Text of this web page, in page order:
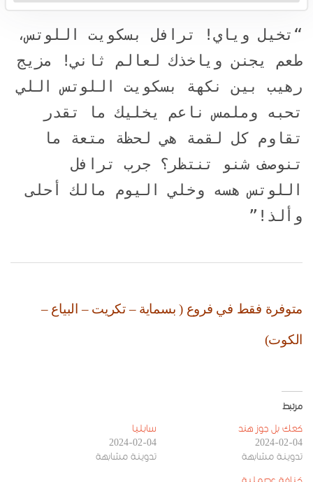
“تخيل وياي! ترافل بسكويت اللوتس،
طعم يجنن وياخذك لعالم ثاني! مزيج
رهيب بين نكهة بسكويت اللوتس اللي
تحبه وملمس ناعم يخليك ما تقدر
تقاوم كل لقمة هي لحظة متعة ما
تنوصف شنو تنتظر؟ جرب ترافل
اللوتس هسه وخلي اليوم مالك أحلى
وألذ!”
متوفرة فقط في فروع ( بسماية – تكريت – البياع –
الكوت)
مرتبط
كعك بل جوز هند
2024-02-04
تدوينة مشابهة
سابليا
2024-02-04
تدوينة مشابهة